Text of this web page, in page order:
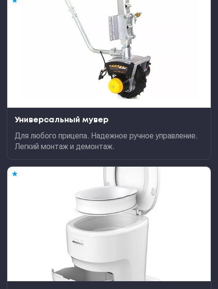
Универсальный мувер
Для любого прицепа. Надежное ручное управление.
Легкий монтаж и демонтаж.
★